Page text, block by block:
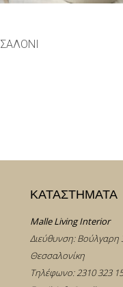
ΣΑΛΟΝΙ
ΚΑΤΑΣΤΗΜΑΤΑ
Malle Living Interior
Διεύθυνση: Βούλγαρη
Θεσσαλονίκη
Τηλέφωνο:2310 323